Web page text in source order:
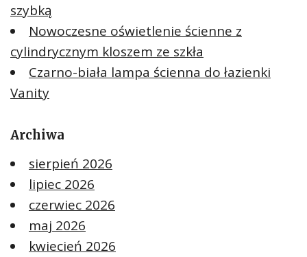
szybką
Nowoczesne oświetlenie ścienne z
cylindrycznym kloszem ze szkła
Czarno-biała lampa ścienna do łazienki
Vanity
Archiwa
sierpień 2026
lipiec 2026
czerwiec 2026
maj 2026
kwiecień 2026